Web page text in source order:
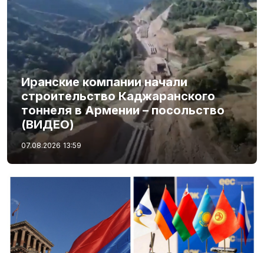
Иранские компании начали
строительство Каджаранского
тоннеля в Армении – посольство
(ВИДЕО)
07.08.2026 13:59